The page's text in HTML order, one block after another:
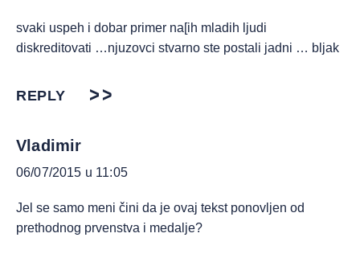
svaki uspeh i dobar primer na[ih mladih ljudi
diskreditovati …njuzovci stvarno ste postali jadni … bljak
REPLY
Vladimir
06/07/2015 u 11:05
Jel se samo meni čini da je ovaj tekst ponovljen od
prethodnog prvenstva i medalje?